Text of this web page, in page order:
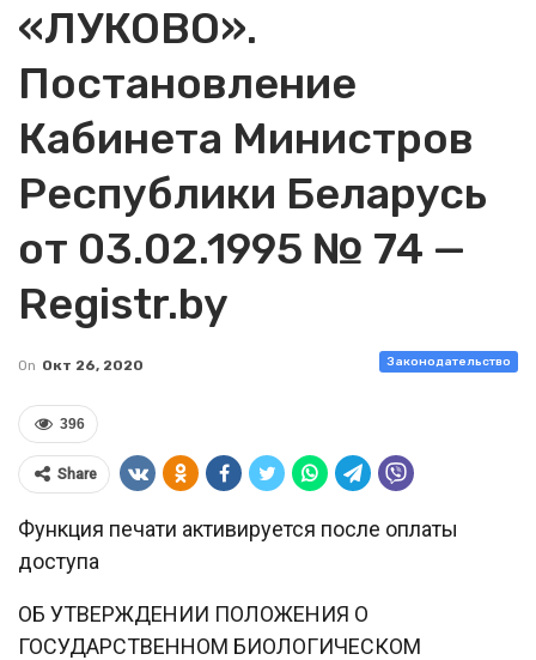
«ЛУКОВО».
Постановление
Кабинета Министров
Республики Беларусь
от 03.02.1995 № 74 —
Registr.by
Законодательство
On Окт 26, 2020
396
Share
Функция печати активируется после оплаты
доступа
ОБ УТВЕРЖДЕНИИ ПОЛОЖЕНИЯ О
ГОСУДАРСТВЕННОМ БИОЛОГИЧЕСКОМ